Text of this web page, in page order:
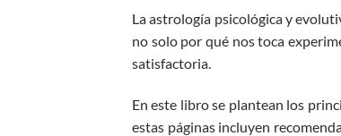
La astrología psicológica y
no solo por qué nos toca
satisfactoria.
En este libro se plantean los
estas páginas incluyen